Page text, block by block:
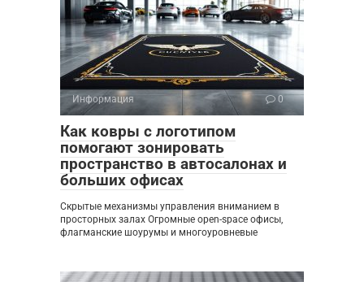
Информация 0
Как ковры с логотипом
помогают зонировать
пространство в автосалонах и
больших офисах
Скрытые механизмы управления вниманием в
просторных залах Огромные open-space офисы,
флагманские шоурумы и многоуровневые